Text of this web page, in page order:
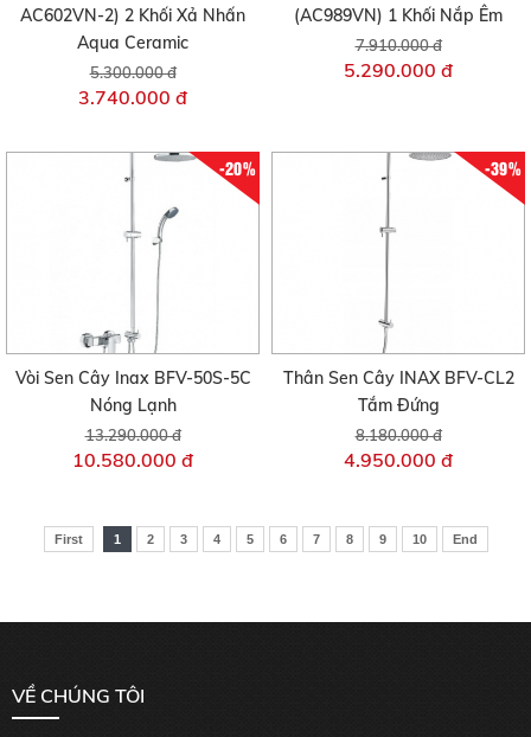
AC602VN-2) 2 Khối Xả Nhấn
Aqua Ceramic
5.300.000 đ
3.740.000 đ
(AC989VN) 1 Khối Nắp Êm
7.910.000 đ
5.290.000 đ
-20%
Vòi Sen Cây Inax BFV-50S-5C
Nóng Lạnh
13.290.000 đ
10.580.000 đ
-39%
Thân Sen Cây INAX BFV-CL2
Tắm Đứng
8.180.000 đ
4.950.000 đ
First 1 2 3 4 5 6 7 8 9 10 End
VỀ CHÚNG TÔI